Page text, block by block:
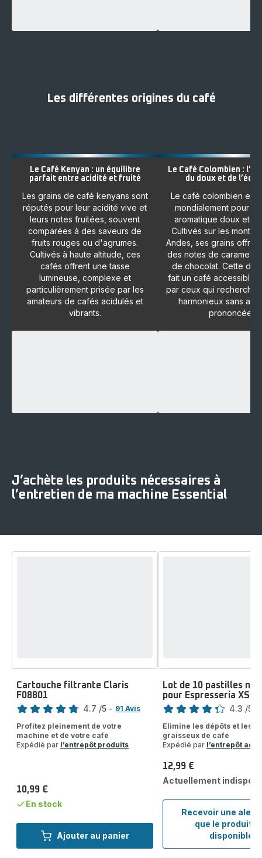
Les différentes origines du café
Le Café Kenyan : un équilibre
parfait entre acidité et fruité
Les grains de café kenyans sont
réputés pour leur acidité vive et
leurs notes fruitées, souvent
comparées à des saveurs de
fruits rouges ou d'agrumes.
Cultivés à haute altitude, ces
cafés offrent une tasse
lumineuse, complexe et
particulièrement prisée par les
amateurs de cafés acidulés et
vibrants.
Le Café Colombien :
du doux et de
Le café colombien est
mondialement pour
aromatique doux et
Cultivés sur les
Andes, ses grains
des notes de caramel,
de chocolat. Cette
fait un café accessible,
par ceux qui
harmonieux sans
prononcée.
J’achète les produits nécessaires à
l’entretien de ma machine Essential
Ajouter au panier
Cartouche filtrante Claris
F08801
Note
4.7 /5 - 91 Avis
Profitez pleinement de votre
machine et de votre café
Expédié par l’entrepôt produits
Prix
10,99 €
En stock
Recevoir une
que le produit
disponible
Lot
de
10
Lot de 10 pastilles
pour Espresseria
Note
4.3 /5
Elimine les dépôts et les
graisseux de café
Expédié par l’entrepôt
Prix
12,99 €
Actuellement